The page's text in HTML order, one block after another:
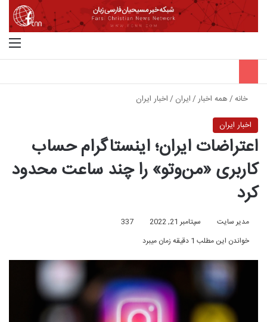
خانه/همه اخبار/ایران /اخبار ایران
اخبار ایران
اعتراضات ایران؛ اینستاگرام حساب
کاربری «من‌وتو» را چند ساعت محدود
کرد
مدیر سایت سپتامبر 21, 2022
337
خواندن این مطلب 1 دقیقه زمان میبرد